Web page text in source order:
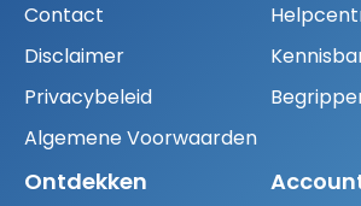
Contact
Disclaimer
Privacybeleid
Algemene Voorwaarden
Ontdekken